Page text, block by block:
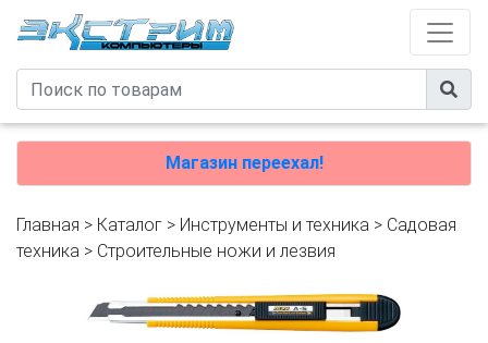
Магазин переехал!
Главная > Каталог > Инструменты и техника > Садовая
техника > Строительные ножи и лезвия